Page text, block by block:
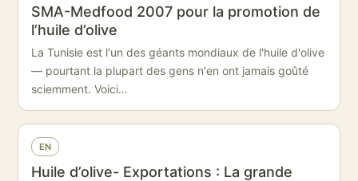
SMA-Medfood 2007 pour la promotion de
l’huile d’olive
La Tunisie est l'un des géants mondiaux de l'huile d'olive
— pourtant la plupart des gens n'en ont jamais goûté
sciemment. Voici…
EN
Huile d’olive- Exportations : La grande